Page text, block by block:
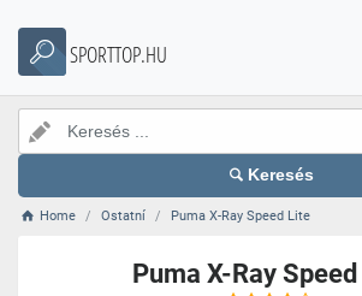
SPORTTOP.HU
Keresés
Home Ostatní Puma X-Ray Speed Lite
Puma X-Ray